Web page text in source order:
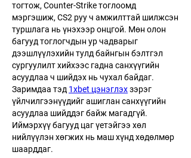
тогтож, Counter-Strike тоглоомд
мэргэшиж, CS2 руу ч амжилттай шилжсэн
туршлага нь үнэхээр онцгой. Мөн олон
багууд тоглогчдын ур чадварыг
дээшлүүлэхийн тулд байнгын бэлтгэл
сургуулилт хийхээс гадна санхүүгийн
асуудлаа ч шийдэх нь чухал байдаг.
Заримдаа тэд 1xbet цэнэглэх зэрэг
үйлчилгээнүүдийг ашиглан санхүүгийн
асуудлаа шийддэг байж магадгүй.
Иймэрхүү багууд цаг үетэйгээ хөл
нийлүүлэн хөгжих нь маш хүнд хөдөлмөр
шаарддаг.